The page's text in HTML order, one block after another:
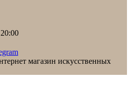
магазин искусственных